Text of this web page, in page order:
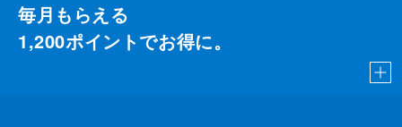
毎月もらえる
1,200ポイントでお得に。